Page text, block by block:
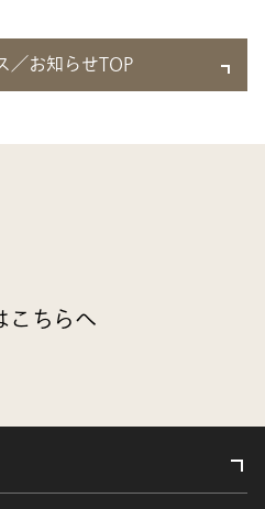
／お知らせTOP
こちらへ